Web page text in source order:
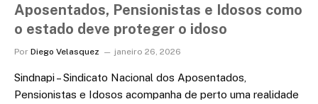
Aposentados, Pensionistas e Idosos como
o estado deve proteger o idoso
Por Diego Velasquez janeiro 26, 2026
Sindnapi – Sindicato Nacional dos Aposentados,
Pensionistas e Idosos acompanha de perto uma realidade